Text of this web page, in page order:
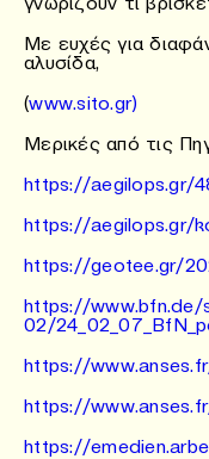
Με ευχές για
αλυσίδα,
(www.sito.gr)
Μερικές από τις
https://aegilops.gr/
https://aegilops.gr/
https://geotee.gr/
https://
02/
https://
https://
https://